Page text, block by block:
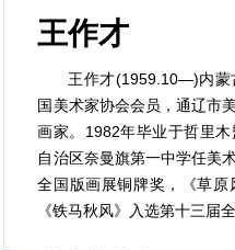
王作才
王作才(1959.10—)内蒙
国美术家协会会员，通辽市
画家。1982年毕业于哲里
自治区奈曼旗第一中学任美
全国版画展铜牌奖，《草原
《铁马秋风》入选第十三届